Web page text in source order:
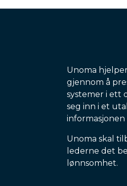
Unoma
gjennom å
systemer i ett
seg inn i et
informasjonen
Unoma skal
lederne det
lønnsomhet.